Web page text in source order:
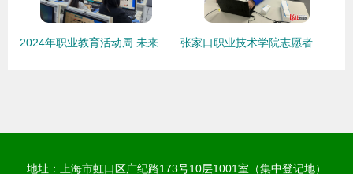
2024年职业教育活动周 未来技术学院成功举办2025届毕业生简历制作指导会 张家口职业技术学院志愿者 技术匠心铸就冬奥精彩
地址：上海市虹口区广纪路173号10层1001室（集中登记地）